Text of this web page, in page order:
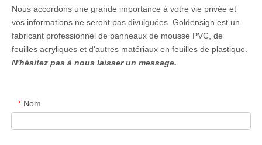
Nous accordons une grande importance à votre vie privée et
vos informations ne seront pas divulguées. Goldensign est un
fabricant professionnel de panneaux de mousse PVC, de
feuilles acryliques et d'autres matériaux en feuilles de plastique.
N'hésitez pas à nous laisser un message.
* Nom